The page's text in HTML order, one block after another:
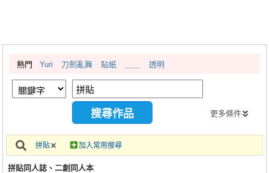
繪圖藝廊
交流中心
攤位轉讓區
會員中心
註冊會員
熱門 Yuri 刀劍亂舞 貼紙 透明
更多條件
拼貼 加入常用搜尋
拼貼同人誌、二創同人本